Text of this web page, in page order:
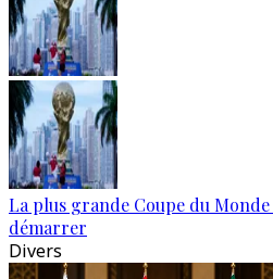
La plus grande Coupe du
démarrer
Divers